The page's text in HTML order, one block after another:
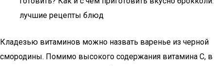
лучшие рецепты блюд
Кладезью витаминов можно назвать варенье из черной
смородины. Помимо высокого содержания витамина С, в